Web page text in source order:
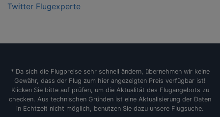
Twitter Flugexperte
* Da sich die Flugpreise sehr schnell ändern, übernehmen wir keine
Gewähr, dass der Flug zum hier angezeigten Preis verfügbar ist!
Klicken Sie bitte auf prüfen, um die Aktualität des Flugangebots zu
checken. Aus technischen Gründen ist eine Aktualisierung der Daten
in Echtzeit nicht möglich, benutzen Sie dazu unsere Flugsuche.